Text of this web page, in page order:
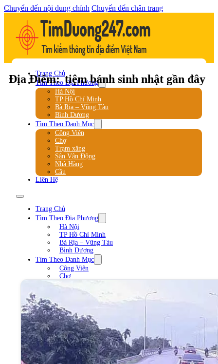
Chuyển đến nội dung chính Chuyển đến chân trang
Trang Chủ
Tìm Theo Địa Phương
Hà Nội
TP Hồ Chí Minh
Bà Rịa – Vũng Tàu
Bình Dương
Tìm Theo Danh Mục
Công Viên
Chợ
Trạm xăng
Sân Vận Động
Nhà Hàng
Cầu
Liên Hệ
Trang Chủ
Tìm Theo Địa Phương
Hà Nội
TP Hồ Chí Minh
Bà Rịa – Vũng Tàu
Bình Dương
Tìm Theo Danh Mục
Công Viên
Chợ
Sân Vận Động
Cầu
Liên Hệ
Địa Điểm: tiệm bánh sinh nhật gần đây